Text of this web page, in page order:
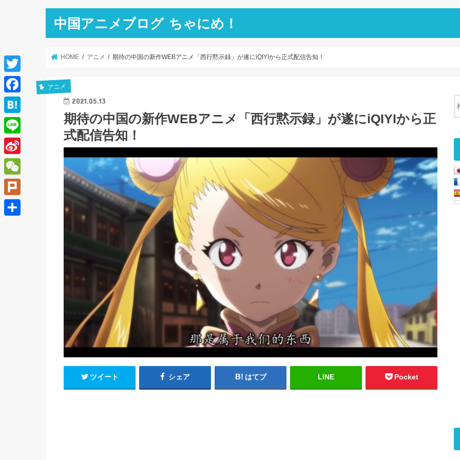
中国アニメブログ ちゃにめ！
HOME アニメ 期待の中国の新作WEBアニメ「西行黙示録」が遂にiQIYIから正式配信告知！
アニメ
2021.05.13
期待の中国の新作WEBアニメ「西行黙示録」が遂にiQIYIから正
式配信告知！
ツイート シェア はてブ LINE Pocket
T
w
i
t
e
r
F
a
c
e
b
o
o
k
H
a
t
e
a
L
i
n
e
S
i
n
a
W
e
C
P